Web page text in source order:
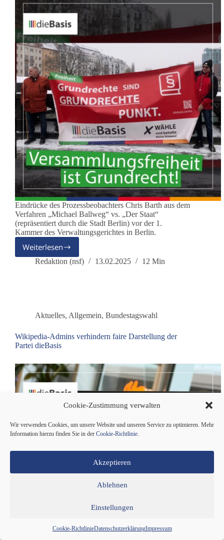
Cookie-Zustimmung verwalten
Wir verwenden Cookies, um unsere Website und unseren Service zu optimieren. Mehr
Information hierzu finden Sie in der Cookie-Richtlinie.
Akzeptieren
Ablehnen
Einstellungen
Cookie-RichtlinieDatenschutzerklärungImpressum
Eindrücke des Prozessbeobachters Chris Barth aus dem
Verfahren „Michael Ballweg“ vs. „Der Staat“
(repräsentiert durch die Stadt Berlin) vor der 1.
Kammer des Verwaltungsgerichtes in Berlin.
WeiterlesenVersammlungsfreiheit
ist
Redaktion (nsf) 13.02.2025 12 Min
Aktuelles, Allgemein, Bundestagswahl
Wikipedia-Admins verhindern faire Darstellung der
Partei dieBasis